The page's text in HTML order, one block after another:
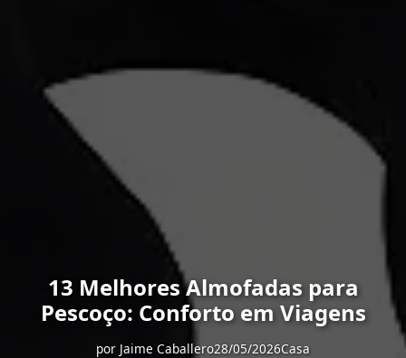
13 Melhores Almofadas para
Pescoço: Conforto em Viagens
por Jaime Caballero28/05/2026Casa